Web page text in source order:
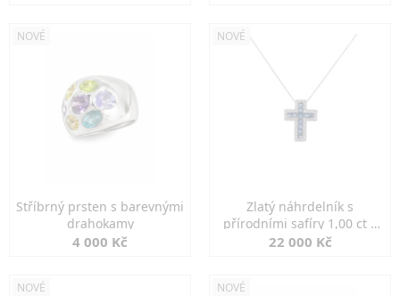
NOVÉ
Stříbrný prsten s barevnými
drahokamy
4 000 Kč
NOVÉ
Zlatý náhrdelník s
přírodními safíry 1,00 ct a
diamanty
22 000 Kč
NOVÉ NOVÉ